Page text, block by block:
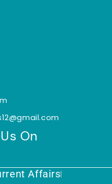
On
Affairs